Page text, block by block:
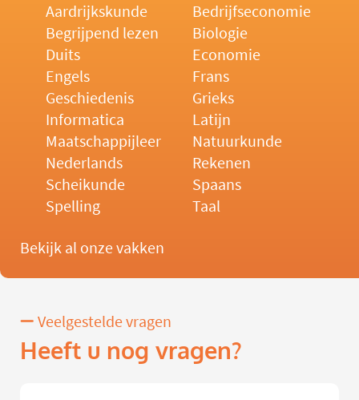
Aardrijkskunde
Bedrijfseconomie
Begrijpend lezen
Biologie
Duits
Economie
Engels
Frans
Geschiedenis
Grieks
Informatica
Latijn
Maatschappijleer
Natuurkunde
Nederlands
Rekenen
Scheikunde
Spaans
Spelling
Taal
Bekijk al onze vakken
Veelgestelde vragen
Heeft u nog vragen?